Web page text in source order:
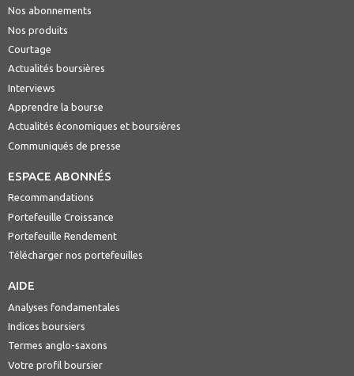
Nos abonnements
Nos produits
Courtage
Actualités boursières
Interviews
Apprendre la bourse
Actualités économiques et boursières
Communiqués de presse
ESPACE ABONNÉS
Recommandations
Portefeuille Croissance
Portefeuille Rendement
Télécharger nos portefeuilles
AIDE
Analyses fondamentales
Indices boursiers
Termes anglo-saxons
Votre profil boursier